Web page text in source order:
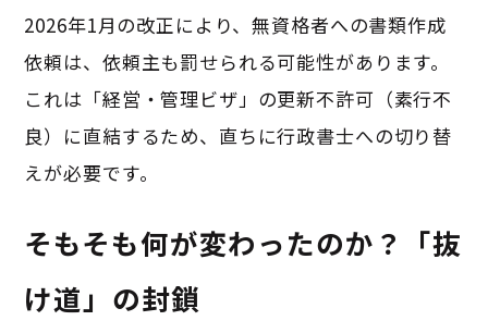
2026年1月の改正により、無資格者への書類作成
依頼は、依頼主も罰せられる可能性があります。
これは「経営・管理ビザ」の更新不許可（素行不
良）に直結するため、直ちに行政書士への切り替
えが必要です。
そもそも何が変わったのか？「抜
け道」の封鎖